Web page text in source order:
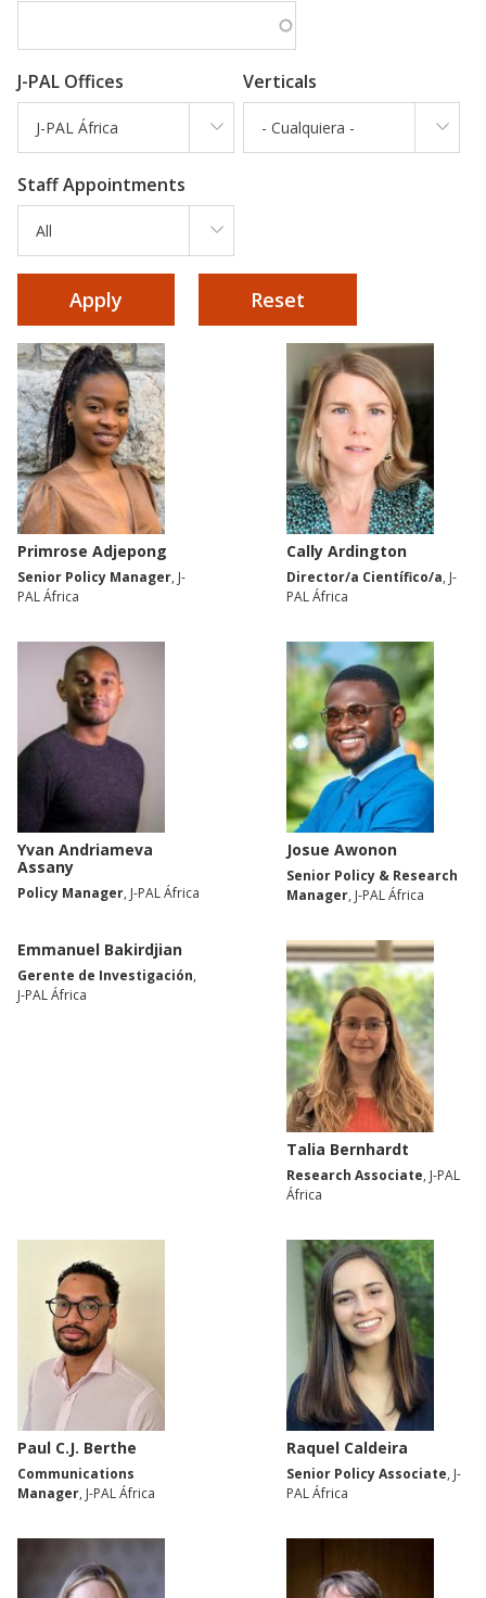
J-PAL Offices
J-PAL África
Verticals
- Cualquiera -
Staff Appointments
All
Primrose Adjepong
Senior Policy Manager, J-
PAL África
Cally Ardington
Director/a Científico/a, J-
PAL África
Yvan Andriameva
Assany
Policy Manager, J-PAL África
Josue Awonon
Senior Policy & Research
Manager, J-PAL África
Emmanuel Bakirdjian
Gerente de Investigación,
J-PAL África
Talia Bernhardt
Research Associate, J-PAL
África
Paul C.J. Berthe
Communications
Manager, J-PAL África
Raquel Caldeira
Senior Policy Associate, J-
PAL África